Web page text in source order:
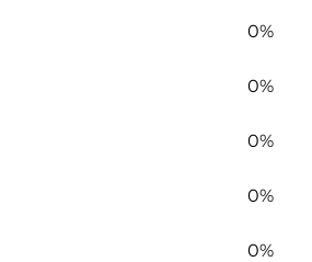
0%
0%
0%
0%
0%